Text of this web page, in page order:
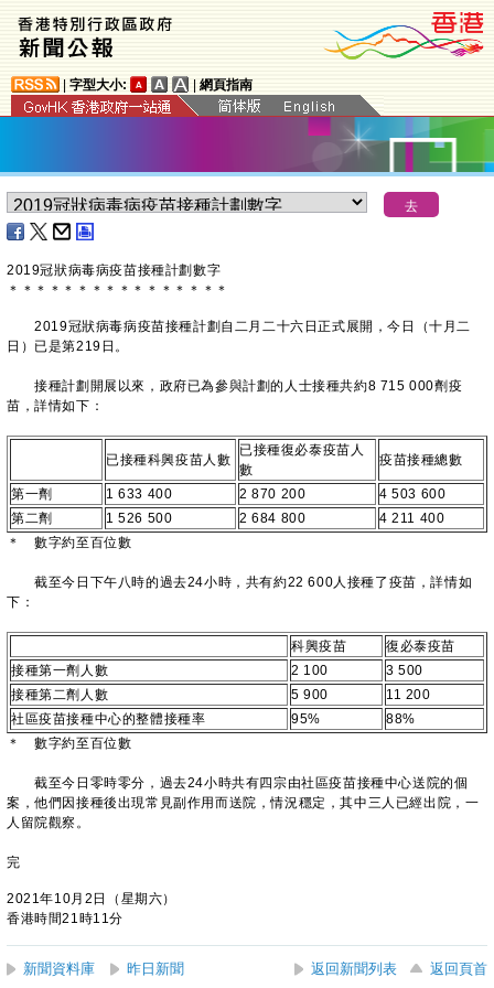
字型大小: 網頁指南
2019冠狀病毒病疫苗接種計劃數字
＊ ＊ ＊ ＊ ＊ ＊ ＊ ＊ ＊ ＊ ＊ ＊ ＊ ＊ ＊ ＊
2019冠狀病毒病疫苗接種計劃自二月二十六日正式展開，今日（十月二
日）已是第219日。
接種計劃開展以來，政府已為參與計劃的人士接種共約8 715 000劑疫
苗，詳情如下：
已接種科興疫苗人數
已接種復必泰疫苗人
數
疫苗接種總數
第一劑 1 633 400 2 870 200
4 503 600
第二劑
1 526 500 2 684 800
4 211 400
＊ 數字約至百位數
截至今日下午八時的過去24小時，共有約22 600人接種了疫苗，詳情如
下：
科興疫苗
復必泰疫苗
接種第一劑人數
2 100
3 500
接種第二劑人數
5 900
11 200
社區疫苗接種中心的整體接種率
95%
88%
＊ 數字約至百位數
截至今日零時零分，過去24小時共有四宗由社區疫苗接種中心送院的個
案，他們因接種後出現常見副作用而送院，情況穩定，其中三人已經出院，一
人留院觀察。
完
2021年10月2日（星期六）
香港時間21時11分
新聞資料庫 昨日新聞 返回新聞列表 返回頁首